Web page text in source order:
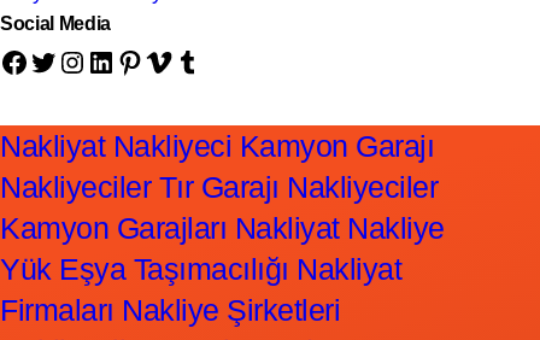
Social Media
Facebook Twitter Instagram LinkedIn Pinterest Vimeo Tumblr
Nakliyat Nakliyeci Kamyon Garajı
Nakliyeciler Tır Garajı Nakliyeciler
Kamyon Garajları Nakliyat Nakliye
Yük Eşya Taşımacılığı Nakliyat
Firmaları Nakliye Şirketleri